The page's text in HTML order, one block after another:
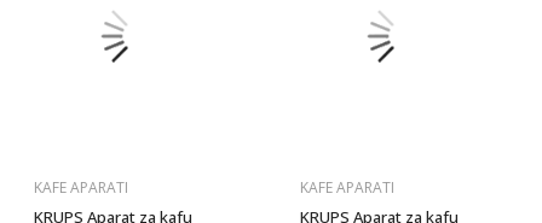
KAFE APARATI
KRUPS Aparat za kafu
KAFE APARATI
KRUPS Aparat za kafu